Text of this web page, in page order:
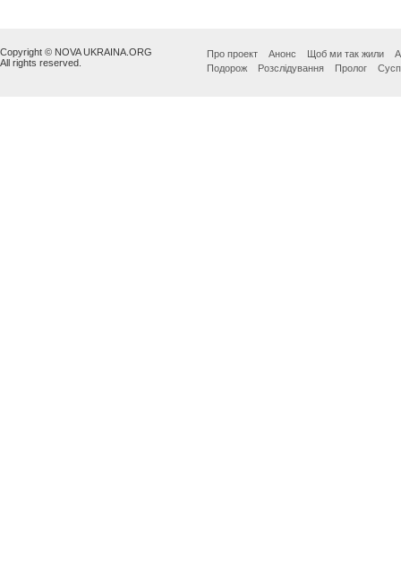
Copyright © NOVA UKRAINA.ORG
All rights reserved.
Про проект Анонс Щоб ми так жили
Подорож
Розслідування Пролог